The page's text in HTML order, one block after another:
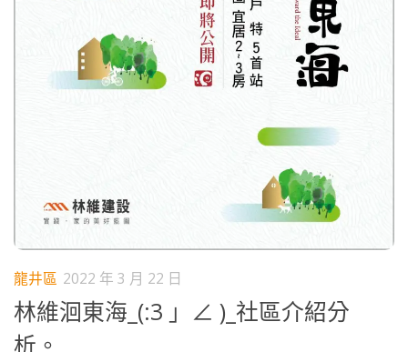
龍井區 2022 年 3 月 22 日
林維洄東海_(:3 」∠ )_社區介紹分
析。